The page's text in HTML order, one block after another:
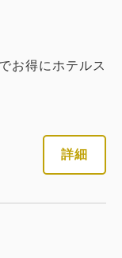
お得にホテルス
詳細